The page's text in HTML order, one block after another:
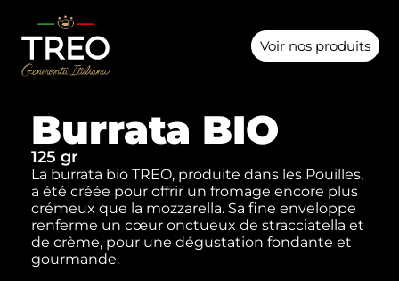
Voir nos produits
Burrata BIO
125 gr
La burrata bio TREO, produite dans les Pouilles,
a été créée pour offrir un fromage encore plus
crémeux que la mozzarella. Sa fine enveloppe
renferme un cœur onctueux de stracciatella et
de crème, pour une dégustation fondante et
gourmande.